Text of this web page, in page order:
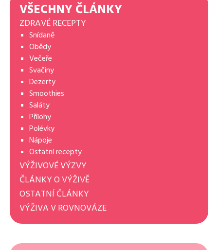
VŠECHNY ČLÁNKY
ZDRAVÉ RECEPTY
Snídaně
Obědy
Večeře
Svačiny
Dezerty
Smoothies
Saláty
Přílohy
Polévky
Nápoje
Ostatní recepty
VÝŽIVOVÉ VÝZVY
ČLÁNKY O VÝŽIVĚ
OSTATNÍ ČLÁNKY
VÝŽIVA V ROVNOVÁZE